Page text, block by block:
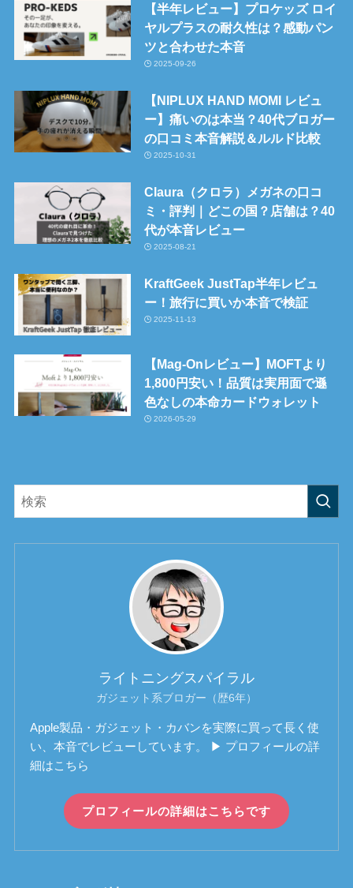
【半年レビュー】プロケッズ ロイ
ヤルプラスの耐久性は？感動パン
ツと合わせた本音
2025-09-26
【NIPLUX HAND MOMI レビュ
ー】痛いのは本当？40代ブロガー
の口コミ本音解説＆ルルド比較
2025-10-31
Claura（クロラ）メガネの口コ
ミ・評判｜どこの国？店舗は？40
代が本音レビュー
2025-08-21
KraftGeek JustTap半年レビュ
ー！旅行に買いか本音で検証
2025-11-13
【Mag-Onレビュー】MOFTより
1,800円安い！品質は実用面で遜
色なしの本命カードウォレット
2026-05-29
ライトニングスパイラル
ガジェット系ブロガー（歴6年）
Apple製品・ガジェット・カバンを実際に買って長く使
い、本音でレビューしています。 ▶ プロフィールの詳
細はこちら
プロフィールの詳細はこちらです